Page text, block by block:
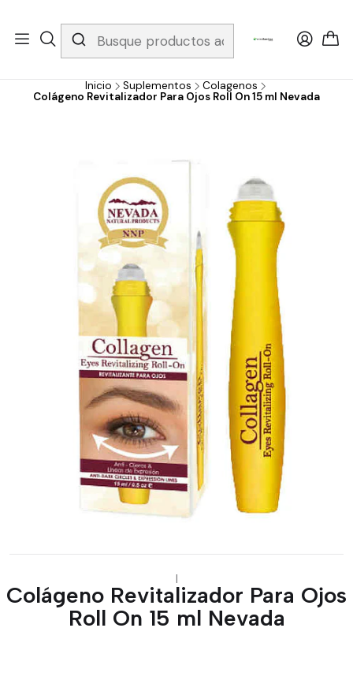
Whatsapp 3229079958/ Fijo 6019251796 / Envios a todo el país y
gratis apartir de 199.000!
Inicio Suplementos
Colagenos
Colágeno Revitalizador Para Ojos Roll On 15 ml Nevada
|
Colágeno Revitalizador Para Ojos
Roll On 15 ml Nevada